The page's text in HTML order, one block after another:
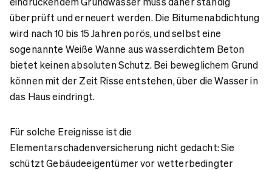
überprüft und erneuert werden. Die Bitumenabdichtung
wird nach 10 bis 15 Jahren porös, und selbst eine
sogenannte Weiße Wanne aus wasserdichtem Beton
bietet keinen absoluten Schutz. Bei beweglichem Grund
können mit der Zeit Risse entstehen, über die Wasser in
das Haus eindringt.
Für solche Ereignisse ist die
Elementarschadenversicherung nicht gedacht: Sie
schützt Gebäudeeigentümer vor wetterbedingter